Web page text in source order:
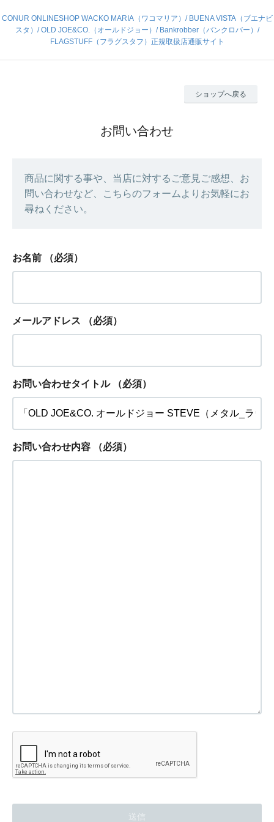
CONUR ONLINESHOP WACKO MARIA（ワコマリア）/ BUENA VISTA（ブエナビ
スタ）/ OLD JOE&CO.（オールドジョー）/ Bankrobber（バンクロバー）/
FLAGSTUFF（フラグスタフ）正規取扱店通販サイト
ショップへ戻る
お問い合わせ
商品に関する事や、当店に対するご意見ご感想、お
問い合わせなど、こちらのフォームよりお気軽にお
尋ねください。
お名前 （必須）
メールアドレス （必須）
お問い合わせタイトル （必須）
お問い合わせ内容 （必須）